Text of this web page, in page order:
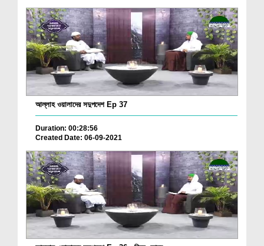
আল্লাহ ওয়ালাদের সদুপদেশ Ep 37
Duration: 00:28:56
Created Date: 06-09-2021